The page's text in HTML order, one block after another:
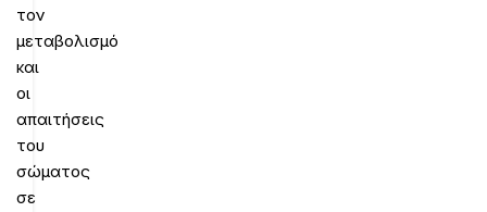
τον
μεταβολισμό
και
οι
απαιτήσεις
του
σώματος
σε